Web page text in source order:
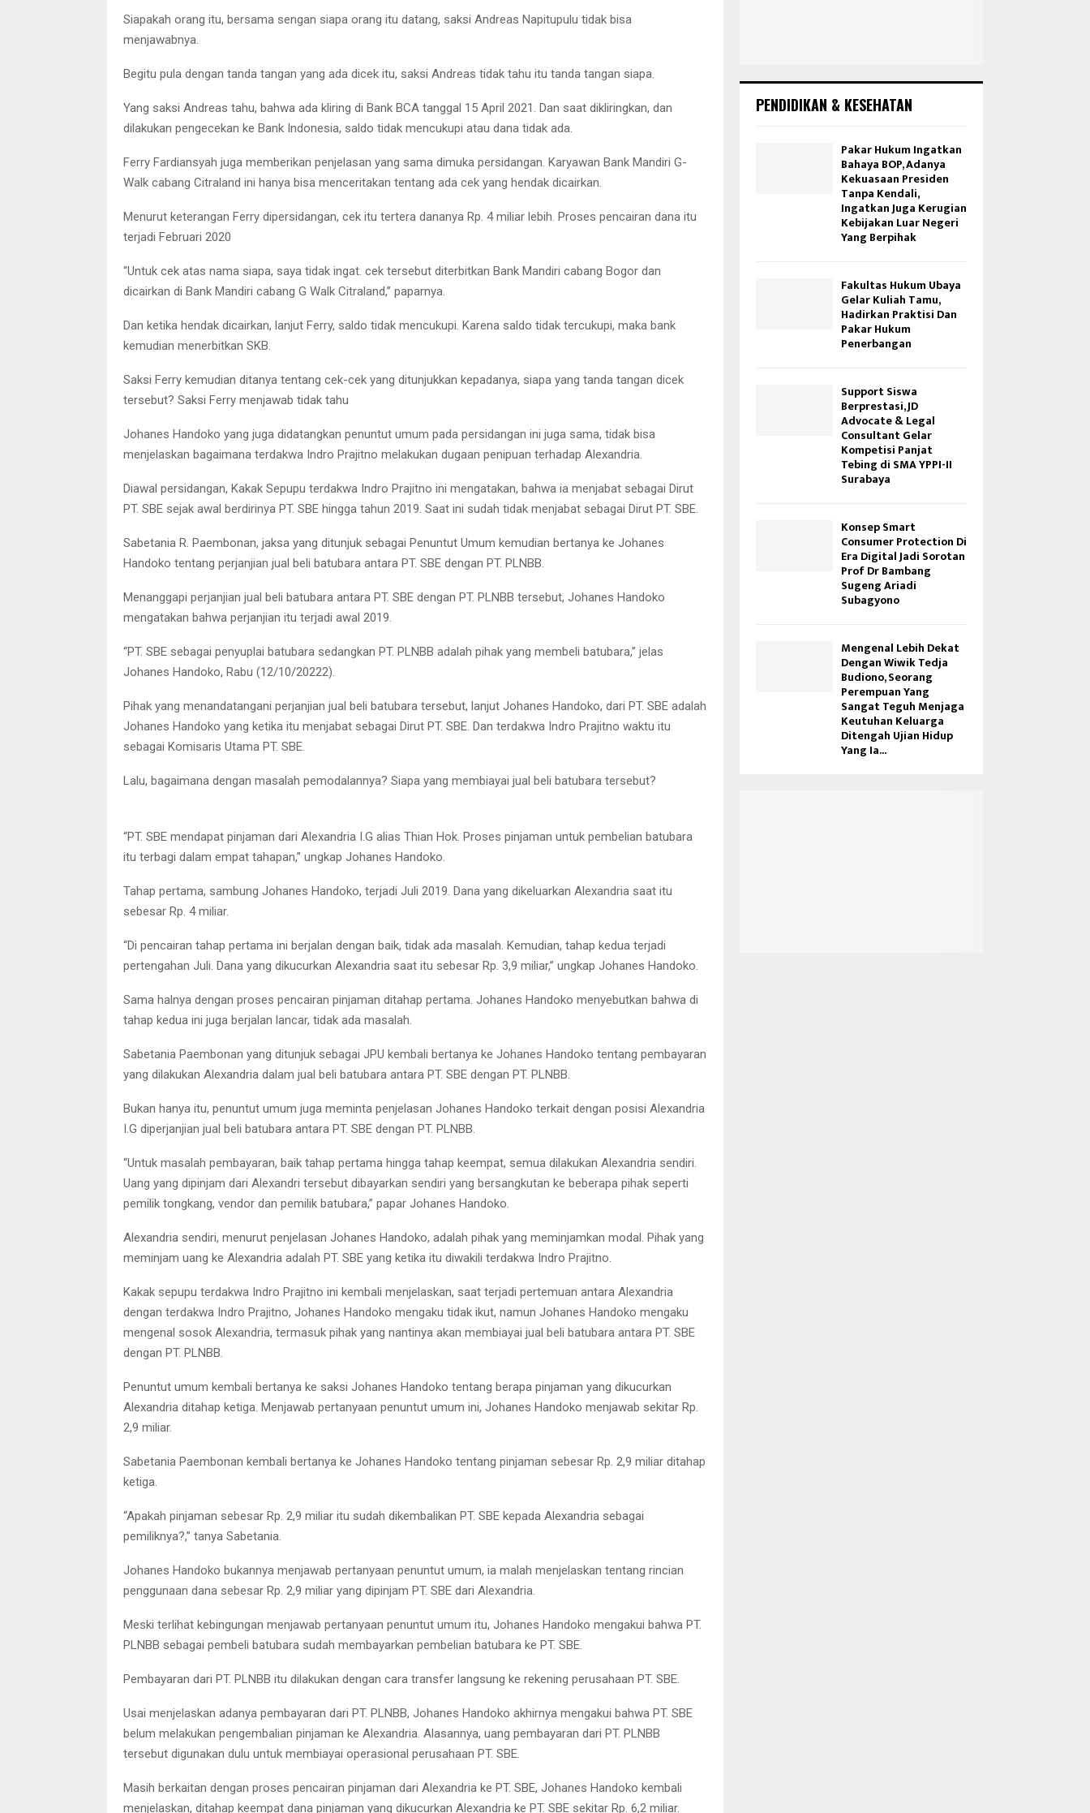
Siapakah orang itu, bersama sengan siapa orang itu datang, saksi Andreas Napitupulu tidak bisa
menjawabnya.
Begitu pula dengan tanda tangan yang ada dicek itu, saksi Andreas tidak tahu itu tanda tangan siapa.
Yang saksi Andreas tahu, bahwa ada kliring di Bank BCA tanggal 15 April 2021. Dan saat dikliringkan, dan
dilakukan pengecekan ke Bank Indonesia, saldo tidak mencukupi atau dana tidak ada.
Ferry Fardiansyah juga memberikan penjelasan yang sama dimuka persidangan. Karyawan Bank Mandiri G-
Walk cabang Citraland ini hanya bisa menceritakan tentang ada cek yang hendak dicairkan.
Menurut keterangan Ferry dipersidangan, cek itu tertera dananya Rp. 4 miliar lebih. Proses pencairan dana itu
terjadi Februari 2020
“Untuk cek atas nama siapa, saya tidak ingat. cek tersebut diterbitkan Bank Mandiri cabang Bogor dan
dicairkan di Bank Mandiri cabang G Walk Citraland,” paparnya.
Dan ketika hendak dicairkan, lanjut Ferry, saldo tidak mencukupi. Karena saldo tidak tercukupi, maka bank
kemudian menerbitkan SKB.
Saksi Ferry kemudian ditanya tentang cek-cek yang ditunjukkan kepadanya, siapa yang tanda tangan dicek
tersebut? Saksi Ferry menjawab tidak tahu
Johanes Handoko yang juga didatangkan penuntut umum pada persidangan ini juga sama, tidak bisa
menjelaskan bagaimana terdakwa Indro Prajitno melakukan dugaan penipuan terhadap Alexandria.
Diawal persidangan, Kakak Sepupu terdakwa Indro Prajitno ini mengatakan, bahwa ia menjabat sebagai Dirut
PT. SBE sejak awal berdirinya PT. SBE hingga tahun 2019. Saat ini sudah tidak menjabat sebagai Dirut PT. SBE.
Sabetania R. Paembonan, jaksa yang ditunjuk sebagai Penuntut Umum kemudian bertanya ke Johanes
Handoko tentang perjanjian jual beli batubara antara PT. SBE dengan PT. PLNBB.
Menanggapi perjanjian jual beli batubara antara PT. SBE dengan PT. PLNBB tersebut, Johanes Handoko
mengatakan bahwa perjanjian itu terjadi awal 2019.
“PT. SBE sebagai penyuplai batubara sedangkan PT. PLNBB adalah pihak yang membeli batubara,” jelas
Johanes Handoko, Rabu (12/10/20222).
Pihak yang menandatangani perjanjian jual beli batubara tersebut, lanjut Johanes Handoko, dari PT. SBE adalah
Johanes Handoko yang ketika itu menjabat sebagai Dirut PT. SBE. Dan terdakwa Indro Prajitno waktu itu
sebagai Komisaris Utama PT. SBE.
Lalu, bagaimana dengan masalah pemodalannya? Siapa yang membiayai jual beli batubara tersebut?
“PT. SBE mendapat pinjaman dari Alexandria I.G alias Thian Hok. Proses pinjaman untuk pembelian batubara
itu terbagi dalam empat tahapan,” ungkap Johanes Handoko.
Tahap pertama, sambung Johanes Handoko, terjadi Juli 2019. Dana yang dikeluarkan Alexandria saat itu
sebesar Rp. 4 miliar.
“Di pencairan tahap pertama ini berjalan dengan baik, tidak ada masalah. Kemudian, tahap kedua terjadi
pertengahan Juli. Dana yang dikucurkan Alexandria saat itu sebesar Rp. 3,9 miliar,” ungkap Johanes Handoko.
Sama halnya dengan proses pencairan pinjaman ditahap pertama. Johanes Handoko menyebutkan bahwa di
tahap kedua ini juga berjalan lancar, tidak ada masalah.
Sabetania Paembonan yang ditunjuk sebagai JPU kembali bertanya ke Johanes Handoko tentang pembayaran
yang dilakukan Alexandria dalam jual beli batubara antara PT. SBE dengan PT. PLNBB.
Bukan hanya itu, penuntut umum juga meminta penjelasan Johanes Handoko terkait dengan posisi Alexandria
I.G diperjanjian jual beli batubara antara PT. SBE dengan PT. PLNBB.
“Untuk masalah pembayaran, baik tahap pertama hingga tahap keempat, semua dilakukan Alexandria sendiri.
Uang yang dipinjam dari Alexandri tersebut dibayarkan sendiri yang bersangkutan ke beberapa pihak seperti
pemilik tongkang, vendor dan pemilik batubara,” papar Johanes Handoko.
Alexandria sendiri, menurut penjelasan Johanes Handoko, adalah pihak yang meminjamkan modal. Pihak yang
meminjam uang ke Alexandria adalah PT. SBE yang ketika itu diwakili terdakwa Indro Prajitno.
Kakak sepupu terdakwa Indro Prajitno ini kembali menjelaskan, saat terjadi pertemuan antara Alexandria
dengan terdakwa Indro Prajitno, Johanes Handoko mengaku tidak ikut, namun Johanes Handoko mengaku
mengenal sosok Alexandria, termasuk pihak yang nantinya akan membiayai jual beli batubara antara PT. SBE
dengan PT. PLNBB.
Penuntut umum kembali bertanya ke saksi Johanes Handoko tentang berapa pinjaman yang dikucurkan
Alexandria ditahap ketiga. Menjawab pertanyaan penuntut umum ini, Johanes Handoko menjawab sekitar Rp.
2,9 miliar.
Sabetania Paembonan kembali bertanya ke Johanes Handoko tentang pinjaman sebesar Rp. 2,9 miliar ditahap
ketiga.
“Apakah pinjaman sebesar Rp. 2,9 miliar itu sudah dikembalikan PT. SBE kepada Alexandria sebagai
pemiliknya?,” tanya Sabetania.
Johanes Handoko bukannya menjawab pertanyaan penuntut umum, ia malah menjelaskan tentang rincian
penggunaan dana sebesar Rp. 2,9 miliar yang dipinjam PT. SBE dari Alexandria.
Meski terlihat kebingungan menjawab pertanyaan penuntut umum itu, Johanes Handoko mengakui bahwa PT.
PLNBB sebagai pembeli batubara sudah membayarkan pembelian batubara ke PT. SBE.
Pembayaran dari PT. PLNBB itu dilakukan dengan cara transfer langsung ke rekening perusahaan PT. SBE.
Usai menjelaskan adanya pembayaran dari PT. PLNBB, Johanes Handoko akhirnya mengakui bahwa PT. SBE
belum melakukan pengembalian pinjaman ke Alexandria. Alasannya, uang pembayaran dari PT. PLNBB
tersebut digunakan dulu untuk membiayai operasional perusahaan PT. SBE.
Masih berkaitan dengan proses pencairan pinjaman dari Alexandria ke PT. SBE, Johanes Handoko kembali
menjelaskan, ditahap keempat dana pinjaman yang dikucurkan Alexandria ke PT. SBE sekitar Rp. 6,2 miliar.
PENDIDIKAN & KESEHATAN
Pakar Hukum Ingatkan
Bahaya BOP, Adanya
Kekuasaan Presiden
Tanpa Kendali,
Ingatkan Juga Kerugian
Kebijakan Luar Negeri
Yang Berpihak
Fakultas Hukum Ubaya
Gelar Kuliah Tamu,
Hadirkan Praktisi Dan
Pakar Hukum
Penerbangan
Support Siswa
Berprestasi, JD
Advocate & Legal
Consultant Gelar
Kompetisi Panjat
Tebing di SMA YPPI-II
Surabaya
Konsep Smart
Consumer Protection Di
Era Digital Jadi Sorotan
Prof Dr Bambang
Sugeng Ariadi
Subagyono
Mengenal Lebih Dekat
Dengan Wiwik Tedja
Budiono, Seorang
Perempuan Yang
Sangat Teguh Menjaga
Keutuhan Keluarga
Ditengah Ujian Hidup
Yang Ia...